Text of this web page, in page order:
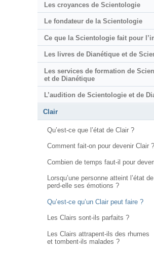
Les croyances de Scientologie
Le fondateur de la Scientologie
Ce que la Scientologie fait pour
Les livres de Dianétique et de
Les services de formation de
et de Dianétique
L’audition de Scientologie et de
Clair
Qu’est-ce que l’état de Clair ?
Comment fait-on pour devenir Clair ?
Combien de temps faut-il pour
Lorsqu’une personne atteint l’état
perd-elle ses émotions ?
Qu’est-ce qu’un Clair peut faire ?
Les Clairs sont-ils parfaits ?
Les Clairs attrapent-ils des rhumes
et tombent-ils malades ?